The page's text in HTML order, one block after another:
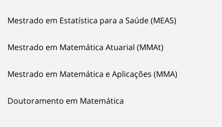
Mestrado em Estatística para a Saúde (MEAS)
Mestrado em Matemática Atuarial (MMAt)
Mestrado em Matemática e Aplicações (MMA)
Doutoramento em Matemática